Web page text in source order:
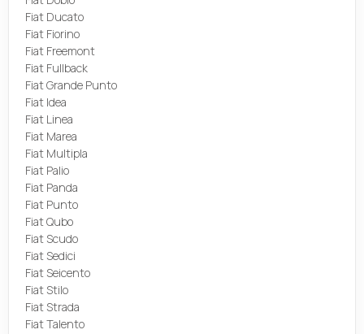
Fiat Ducato
Fiat Fiorino
Fiat Freemont
Fiat Fullback
Fiat Grande Punto
Fiat Idea
Fiat Linea
Fiat Marea
Fiat Multipla
Fiat Palio
Fiat Panda
Fiat Punto
Fiat Qubo
Fiat Scudo
Fiat Sedici
Fiat Seicento
Fiat Stilo
Fiat Strada
Fiat Talento